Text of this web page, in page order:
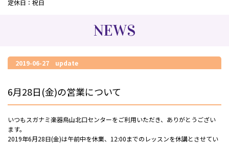
定休日：祝日
NEWS
2019-06-27 update
6月28日(金)の営業について
いつもスガナミ楽器烏山北口センターをご利用いただき、ありがとうござい
ます。
2019年6月28日(金)は午前中を休業、12:00までのレッスンを休講とさせてい